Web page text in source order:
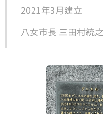
2021年3月建立
八女市長 三田村統之